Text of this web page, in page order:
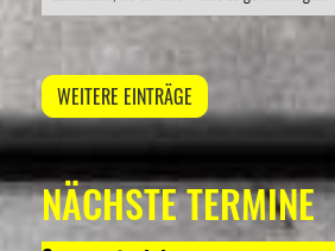
WEITERE EINTRÄGE
NÄCHSTE TERMINE